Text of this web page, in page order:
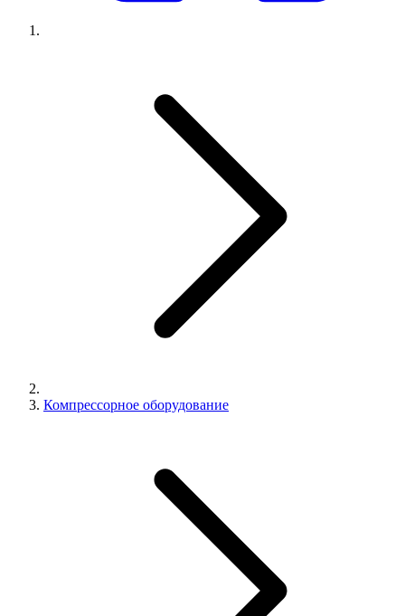
Компрессорное оборудование